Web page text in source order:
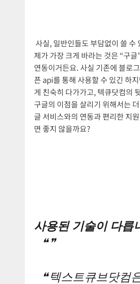
사실, 일반인들도 부담없이 쓸 수
제가 가장 크게 바라는 것은 “구글
연동이거든요. 사실 기존에 블로
픈 api를 통해 사용할 수 있긴 하
게 친숙히 다가가고, 텍큐닷컴의
구글의 이점을 살리기 위해서는
글 서비스와의 연동과 편리한 지
면 좋지 않을까요?
사용된 기술이 다릅
텍스트큐브닷컴